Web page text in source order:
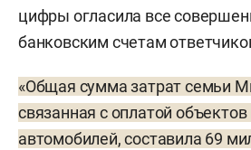
ЖК «Нобелевский»
кв. м за 4 млн рублей в
квартира в ЖК Art Citу
кв. м за 6,6 млн рублей в
(погашена);
цифры огласила все
банковским счетам
«Общая сумма затрат семьи
связанная с оплатой
автомобилей, составила 69